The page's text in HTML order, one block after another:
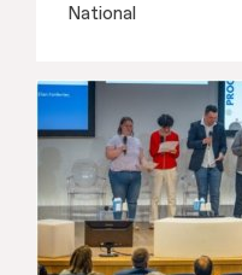
National